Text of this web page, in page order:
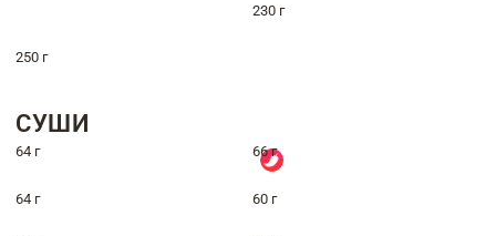
230 г
250 г
СУШИ
64 г 66 г
64 г 60 г